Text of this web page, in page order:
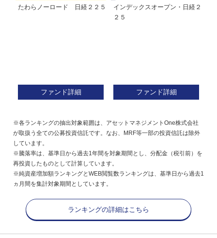
たわらノーロード 日経２２５
ファンド詳細
インデックスオープン・日経２
２５
ファンド詳細
※各ランキングの抽出対象範囲は、アセットマネジメントOne株式会社
が取扱う全ての公募投資信託です。なお、MRF等一部の投資信託は除外
しています。
※騰落率は、基準日から過去1年間を対象期間とし、分配金（税引前）を
再投資したものとして計算しています。
※純資産増加額ランキングとWEB閲覧数ランキングは、基準日から過去1
ヵ月間を集計対象期間としています。
ランキングの詳細はこちら